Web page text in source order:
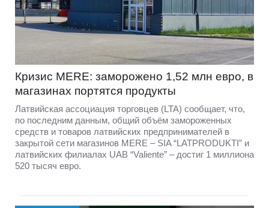
Кризис MERE: заморожено 1,52 млн евро, в
магазинах портятся продукты
Латвийская ассоциация торговцев (LTA) сообщает, что,
по последним данным, общий объём замороженных
средств и товаров латвийских предпринимателей в
закрытой сети магазинов MERE – SIA “LATPRODUKTI” и
латвийских филиалах UAB “Valiente” – достиг 1 миллиона
520 тысяч евро.